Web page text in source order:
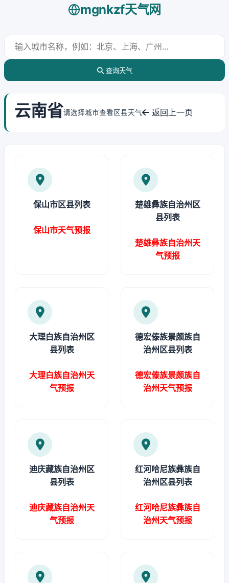
mgnkzf天气网
查询天气
云南省请选择城市查看区县天气 返回上一页
保山市区县列表
保山市天气预报
楚雄彝族自治州区
县列表
楚雄彝族自治州天
气预报
大理白族自治州区
县列表
大理白族自治州天
气预报
德宏傣族景颇族自
治州区县列表
德宏傣族景颇族自
治州天气预报
迪庆藏族自治州区
县列表
迪庆藏族自治州天
气预报
红河哈尼族彝族自
治州区县列表
红河哈尼族彝族自
治州天气预报